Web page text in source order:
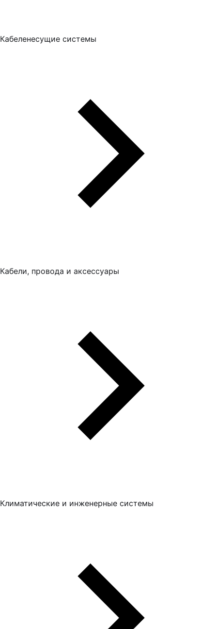
Кабеленесущие системы
Кабели, провода и аксессуары
Климатические и инженерные системы